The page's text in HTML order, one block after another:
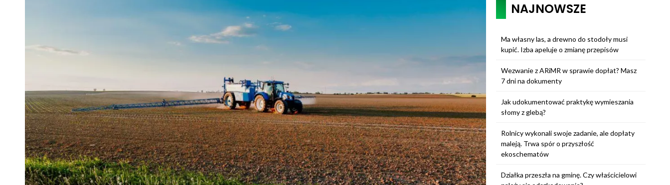
NAJNOWSZE
Ma własny las, a drewno do stodoły musi
kupić. Izba apeluje o zmianę przepisów
Wezwanie z ARiMR w sprawie dopłat? Masz
7 dni na dokumenty
Jak udokumentować praktykę wymieszania
słomy z glebą?
Rolnicy wykonali swoje zadanie, ale dopłaty
maleją. Trwa spór o przyszłość
ekoschematów
Działka przeszła na gminę. Czy właścicielowi